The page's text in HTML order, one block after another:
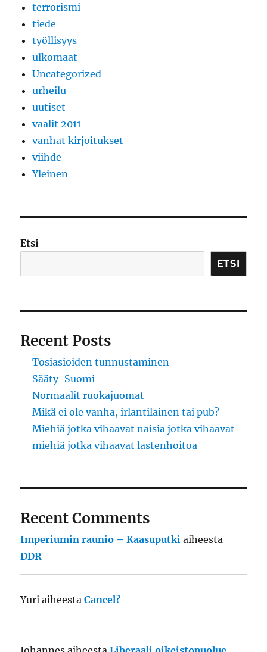
terrorismi
tiede
työllisyys
ulkomaat
Uncategorized
urheilu
uutiset
vaalit 2011
vanhat kirjoitukset
viihde
Yleinen
Etsi
ETSI
Recent Posts
Tosiasioiden tunnustaminen
Sääty-Suomi
Normaalit ruokajuomat
Mikä ei ole vanha, irlantilainen tai pub?
Miehiä jotka vihaavat naisia jotka vihaavat
miehiä jotka vihaavat lastenhoitoa
Recent Comments
Imperiumin raunio – Kaasuputki aiheesta
DDR
Yuri aiheestaCancel?